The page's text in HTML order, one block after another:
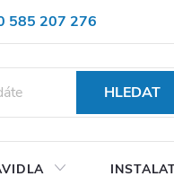
585 207 276
HLEDAT